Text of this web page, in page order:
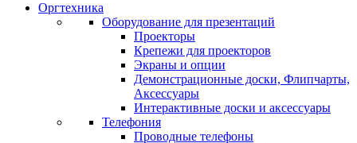
Оргтехника
Оборудование для презентаций
Проекторы
Крепежи для проекторов
Экраны и опции
Демонстрационные доски, Флипчарты,
Аксессуары
Интерактивные доски и аксессуары
Телефония
Проводные телефоны